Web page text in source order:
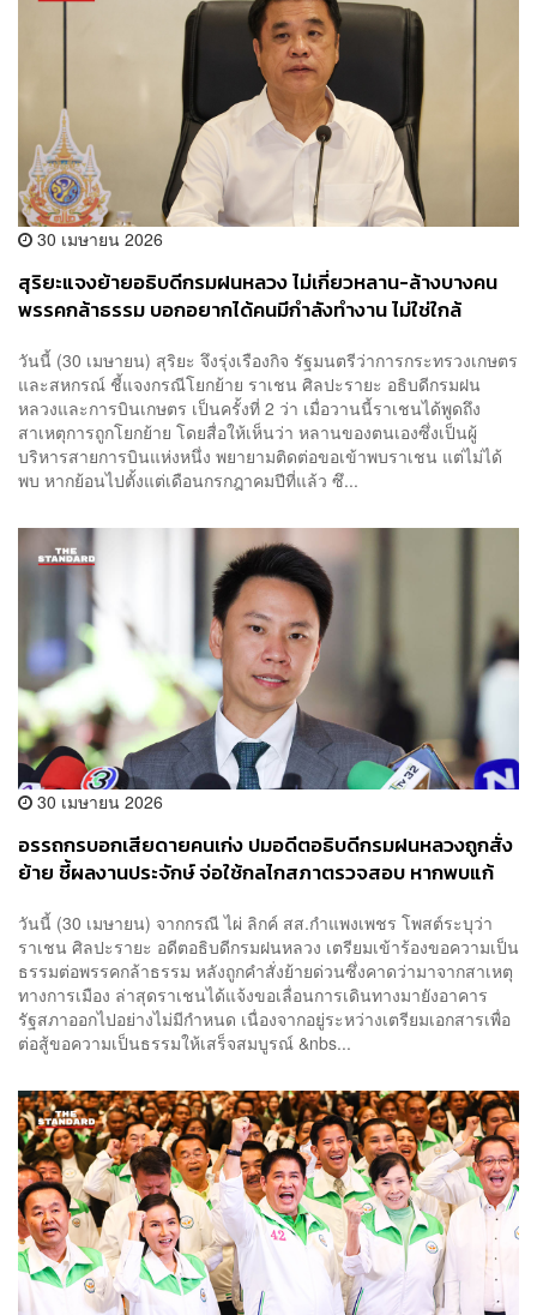
30 เมษายน 2026
​สุริยะแจงย้ายอธิบดีกรมฝนหลวง ไม่เกี่ยวหลาน-ล้างบางคน
พรรคกล้าธรรม บอกอยากได้คนมีกำลังทำงาน ไม่ใช่ใกล้
วันนี้ (30 เมษายน) สุริยะ จึงรุ่งเรืองกิจ รัฐมนตรีว่าการกระทรวงเกษตร
และสหกรณ์ ชี้แจงกรณีโยกย้าย ราเชน ศิลปะรายะ อธิบดีกรมฝน
หลวงและการบินเกษตร เป็นครั้งที่ 2 ว่า เมื่อวานนี้ราเชนได้พูดถึง
สาเหตุการถูกโยกย้าย โดยสื่อให้เห็นว่า หลานของตนเองซึ่งเป็นผู้
บริหารสายการบินแห่งหนึ่ง พยายามติดต่อขอเข้าพบราเชน แต่ไม่ได้
พบ หากย้อนไปตั้งแต่เดือนกรกฎาคมปีที่แล้ว ซึ...
30 เมษายน 2026
อรรถกรบอกเสียดายคนเก่ง ปมอดีตอธิบดีกรมฝนหลวงถูกสั่ง
ย้าย ชี้ผลงานประจักษ์ จ่อใช้กลไกสภาตรวจสอบ หากพบแก้
วันนี้ (30 เมษายน) จากกรณี ไผ่ ลิกค์ สส.กำแพงเพชร โพสต์ระบุว่า
ราเชน ศิลปะรายะ อดีตอธิบดีกรมฝนหลวง เตรียมเข้าร้องขอความเป็น
ธรรมต่อพรรคกล้าธรรม หลังถูกคำสั่งย้ายด่วนซึ่งคาดว่ามาจากสาเหตุ
ทางการเมือง ล่าสุดราเชนได้แจ้งขอเลื่อนการเดินทางมายังอาคาร
รัฐสภาออกไปอย่างไม่มีกำหนด เนื่องจากอยู่ระหว่างเตรียมเอกสารเพื่อ
ต่อสู้ขอความเป็นธรรมให้เสร็จสมบูรณ์ &nbs...